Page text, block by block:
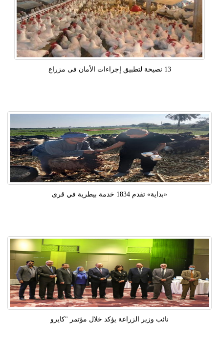
13 نصيحة لتطبيق إجراءات الأمان فى مزراع
«بداية» تقدم 1834 خدمة بيطرية في قرى
نائب وزير الزراعة يؤكد خلال مؤتمر "كايرو